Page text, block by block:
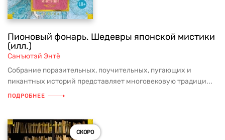
Пионовый фонарь. Шедевры японской мистики
(илл.)
Санъютэй Энтё
Собрание поразительных, поучительных, пугающих и
пикантных историй представляет многовековую традици...
ПОДРОБНЕЕ
СКОРО